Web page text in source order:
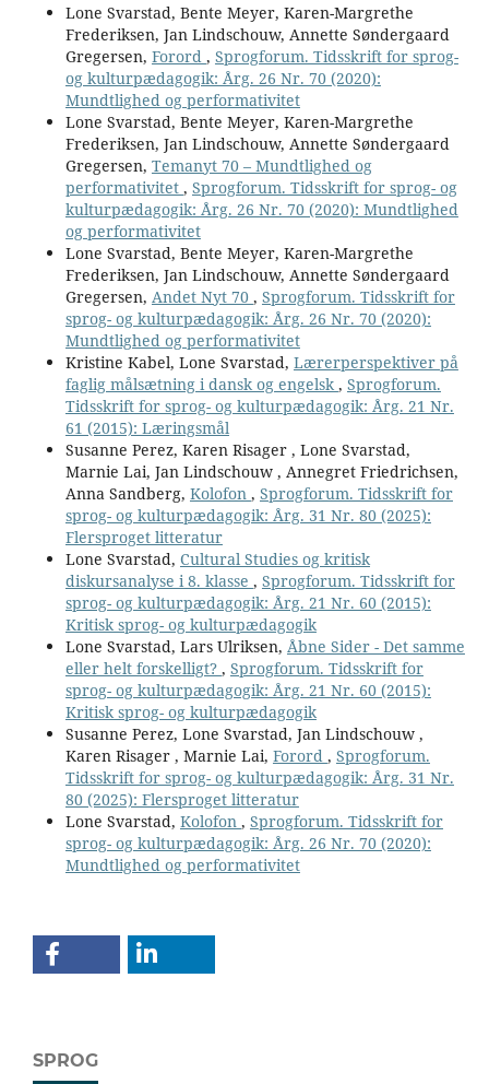
Lone Svarstad, Bente Meyer, Karen-Margrethe
Frederiksen, Jan Lindschouw, Annette Søndergaard
Gregersen, Forord , Sprogforum. Tidsskrift for sprog-
og kulturpædagogik: Årg. 26 Nr. 70 (2020):
Mundtlighed og performativitet
Lone Svarstad, Bente Meyer, Karen-Margrethe
Frederiksen, Jan Lindschouw, Annette Søndergaard
Gregersen, Temanyt 70 – Mundtlighed og
performativitet , Sprogforum. Tidsskrift for sprog- og
kulturpædagogik: Årg. 26 Nr. 70 (2020): Mundtlighed
og performativitet
Lone Svarstad, Bente Meyer, Karen-Margrethe
Frederiksen, Jan Lindschouw, Annette Søndergaard
Gregersen, Andet Nyt 70 , Sprogforum. Tidsskrift for
sprog- og kulturpædagogik: Årg. 26 Nr. 70 (2020):
Mundtlighed og performativitet
Kristine Kabel, Lone Svarstad, Lærerperspektiver på
faglig målsætning i dansk og engelsk , Sprogforum.
Tidsskrift for sprog- og kulturpædagogik: Årg. 21 Nr.
61 (2015): Læringsmål
Susanne Perez, Karen Risager , Lone Svarstad,
Marnie Lai, Jan Lindschouw , Annegret Friedrichsen,
Anna Sandberg, Kolofon , Sprogforum. Tidsskrift for
sprog- og kulturpædagogik: Årg. 31 Nr. 80 (2025):
Flersproget litteratur
Lone Svarstad, Cultural Studies og kritisk
diskursanalyse i 8. klasse , Sprogforum. Tidsskrift for
sprog- og kulturpædagogik: Årg. 21 Nr. 60 (2015):
Kritisk sprog- og kulturpædagogik
Lone Svarstad, Lars Ulriksen, Åbne Sider - Det samme
eller helt forskelligt? , Sprogforum. Tidsskrift for
sprog- og kulturpædagogik: Årg. 21 Nr. 60 (2015):
Kritisk sprog- og kulturpædagogik
Susanne Perez, Lone Svarstad, Jan Lindschouw ,
Karen Risager , Marnie Lai, Forord , Sprogforum.
Tidsskrift for sprog- og kulturpædagogik: Årg. 31 Nr.
80 (2025): Flersproget litteratur
Lone Svarstad, Kolofon , Sprogforum. Tidsskrift for
sprog- og kulturpædagogik: Årg. 26 Nr. 70 (2020):
Mundtlighed og performativitet
SPROG